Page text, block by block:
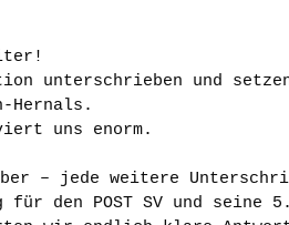
unterschrieben und
Hernals.
uns enorm.
– jede weitere
den POST SV und